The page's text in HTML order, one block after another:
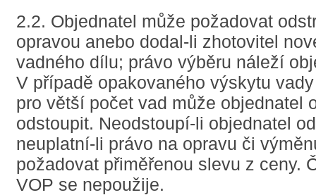
2.2. Objednatel může požadovat
opravou anebo dodal-li zhotovitel
vadného dílu; právo výběru náleží
V případě opakovaného výskytu
pro větší počet vad může objednatel
odstoupit. Neodstoupí-li objednatel
neuplatní-li právo na opravu či
požadovat přiměřenou slevu z ceny.
VOP se nepoužije.